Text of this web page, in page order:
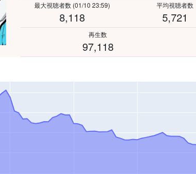
最大視聴者数 (01/10 23:59)
8,118
平均視聴者数
5,721
再生数
97,118